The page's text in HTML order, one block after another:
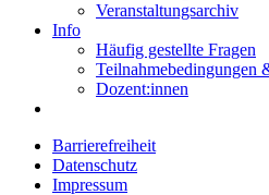
Veranstaltungsarchiv
Info
Häufig gestellte Fragen
Teilnahmebedingungen
Dozent:innen
Barrierefreiheit
Datenschutz
Impressum